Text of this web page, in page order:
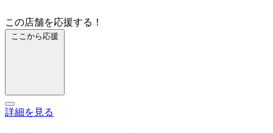
この店舗を応援する！
ここから応援
詳細を見る